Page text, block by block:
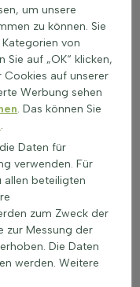
behalten. Dies hängt
milderen Klimazonen
kälteren Regionen
und die ledrige
Ein sonniger
ihre
in der Regel
und Haustieren. Sie
anziehen und
wichtige
was zur
naturnahen
um unsere
zu können. Sie
von
Sie auf „OK“ klicken,
Cookies auf unserer
Werbung sehen
. Das können Sie
.
Daten für
verwenden. Für
allen beteiligten
zum Zweck der
zur Messung der
Die Daten
werden. Weitere